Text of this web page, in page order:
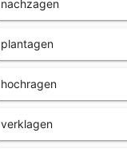
nachzagen
plantagen
hochragen
verklagen